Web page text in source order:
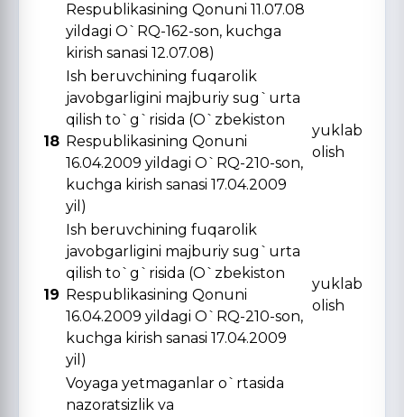
Respublikasining Qonuni 11.07.08
yildagi O`RQ-162-son, kuchga
kirish sanasi 12.07.08)
18
Ish beruvchining fuqarolik
javobgarligini majburiy sug`urta
qilish to`g`risida (O`zbekiston
Respublikasining Qonuni
16.04.2009 yildagi O`RQ-210-son,
kuchga kirish sanasi 17.04.2009
yil)
yuklab
olish
19
Ish beruvchining fuqarolik
javobgarligini majburiy sug`urta
qilish to`g`risida (O`zbekiston
Respublikasining Qonuni
16.04.2009 yildagi O`RQ-210-son,
kuchga kirish sanasi 17.04.2009
yil)
yuklab
olish
Voyaga yetmaganlar o`rtasida
nazoratsizlik va